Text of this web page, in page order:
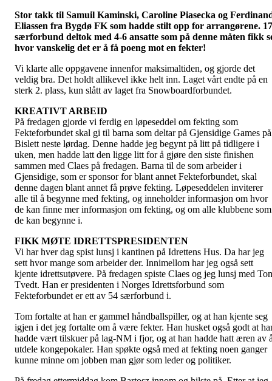
Stor takk til Samuil Kaminski, Caroline Piasecka og
Eliassen fra Bygdø FK som hadde stilt opp for arrangørene. 17
særforbund deltok med 4-6 ansatte som på denne måten fikk
hvor vanskelig det er å få poeng mot en fekter!
Vi klarte alle oppgavene innenfor maksimaltiden, og gjorde det
veldig bra. Det holdt allikevel ikke helt inn. Laget vårt endte på en
sterk 2. plass, kun slått av laget fra Snowboardforbundet.
KREATIVT ARBEID
På fredagen gjorde vi ferdig en løpeseddel om fekting som
Fekteforbundet skal gi til barna som deltar på Gjensidige Games på
Bislett neste lørdag. Denne hadde jeg begynt på litt på tidligere i
uken, men hadde latt den ligge litt for å gjøre den siste finishen
sammen med Claes på fredagen. Barna til de som arbeider i
Gjensidige, som er sponsor for blant annet Fekteforbundet, skal
denne dagen blant annet få prøve fekting. Løpeseddelen inviterer
alle til å begynne med fekting, og inneholder informasjon om hvor
de kan finne mer informasjon om fekting, og om alle klubbene som
de kan begynne i.
FIKK MØTE IDRETTSPRESIDENTEN
Vi har hver dag spist lunsj i kantinen på Idrettens Hus. Da har jeg
sett hvor mange som arbeider der. Innimellom har jeg også sett
kjente idrettsutøvere. På fredagen spiste Claes og jeg lunsj med
Tvedt. Han er presidenten i Norges Idrettsforbund som
Fekteforbundet er ett av 54 særforbund i.
Tom fortalte at han er gammel håndballspiller, og at han kjente seg
igjen i det jeg fortalte om å være fekter. Han husket også godt at
hadde vært tilskuer på lag-NM i fjor, og at han hadde hatt æren av
utdele kongepokaler. Han spøkte også med at fekting noen ganger
kunne minne om jobben man gjør som leder og politiker.